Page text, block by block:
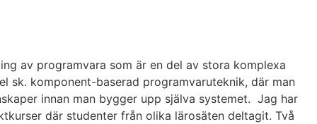
av programvara som är en del av stora komplexa
sk. komponent-baserad programvaruteknik, där man
innan man bygger upp själva systemet. Jag har
där studenter från olika lärosäten deltagit. Två